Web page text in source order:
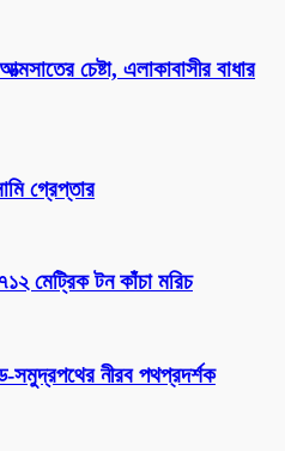
চেষ্টা, এলাকাবাসীর বাধার
গ্রেপ্তার
মেট্রিক টন কাঁচা মরিচ
নীরব পথপ্রদর্শক